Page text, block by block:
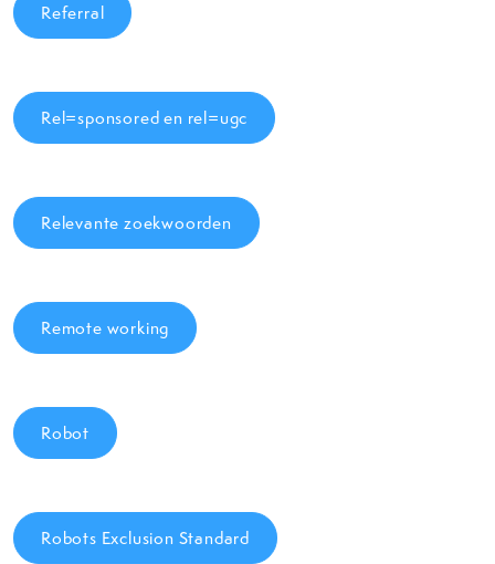
Referral
Rel=sponsored en rel=ugc
Relevante zoekwoorden
Remote working
Robot
Robots Exclusion Standard